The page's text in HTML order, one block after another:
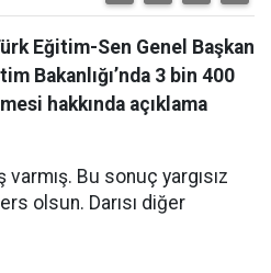
Eğitim-Sen Genel Başkan
Bakanlığı’nda 3 bin 400
hakkında açıklama
varmış. Bu sonuç yargısız
olsun. Darısı diğer